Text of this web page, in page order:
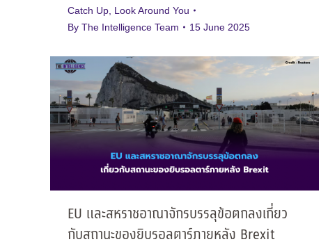
Catch Up, Look Around You
By The Intelligence Team 15 June 2025
EU และสหราชอาณาจักรบรรลุข้อตกลงเกี่ยว
กับสถานะของยิบรอลตาร์ภายหลัง Brexit